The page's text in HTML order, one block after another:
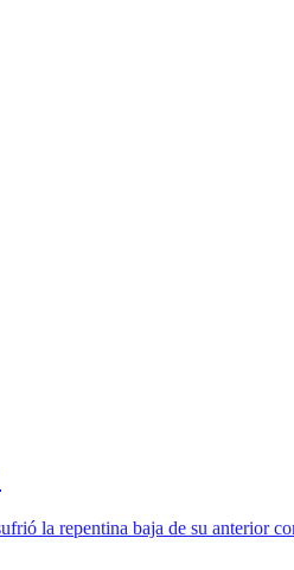
la repentina baja de su anterior